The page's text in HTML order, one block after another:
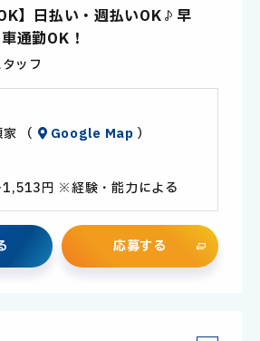
】日払い・週払いOK♪早
通勤OK！
ッフ
（
Google Map ）
円 ※経験・能力による
応募する